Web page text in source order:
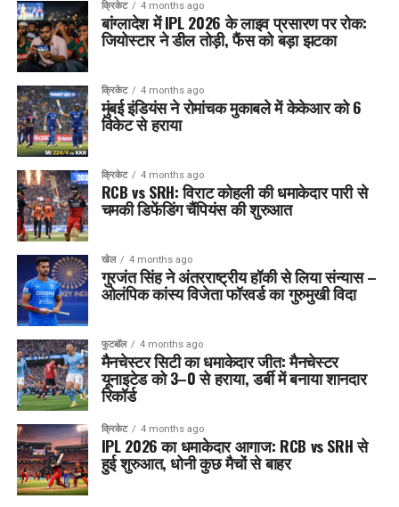
क्रिकेट 4 months ago
बांग्लादेश में IPL 2026 के लाइव प्रसारण पर रोक:
जियोस्टार ने डील तोड़ी, फैंस को बड़ा झटका
क्रिकेट 4 months ago
मुंबई इंडियंस ने रोमांचक मुकाबले में केकेआर को 6
विकेट से हराया
क्रिकेट 4 months ago
RCB vs SRH: विराट कोहली की धमाकेदार पारी से
चमकी डिफेंडिंग चैंपियंस की शुरुआत
खेल 4 months ago
गुरजंत सिंह ने अंतरराष्ट्रीय हॉकी से लिया संन्यास –
ओलंपिक कांस्य विजेता फॉरवर्ड का गुरुमुखी विदा
फुटबॉल 4 months ago
मैनचेस्टर सिटी का धमाकेदार जीत: मैनचेस्टर
यूनाइटेड को 3–0 से हराया, डर्बी में बनाया शानदार
रिकॉर्ड
क्रिकेट 4 months ago
IPL 2026 का धमाकेदार आगाज: RCB vs SRH से
हुई शुरुआत, धोनी कुछ मैचों से बाहर